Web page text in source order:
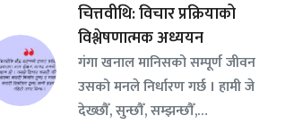
चित्तवीथि: विचार प्रक्रियाको
विश्लेषणात्मक अध्ययन
गंगा खनाल मानिसको सम्पूर्ण जीवन
उसको मनले निर्धारण गर्छ । हामी जे
देख्छौँ, सुन्छौँ, सम्झन्छौँ,…